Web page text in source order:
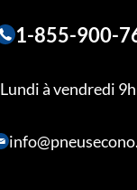
1-855-900-
Lundi à vendredi